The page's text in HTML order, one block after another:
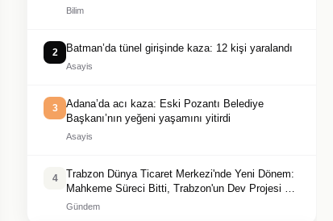
geliştiriliyor
Bilim
2 Batman’da tünel girişinde kaza: 12 kişi yaralandı
Asayis
3
Adana’da acı kaza: Eski Pozantı Belediye
Başkanı’nın yeğeni yaşamını yitirdi
Asayis
4
Trabzon Dünya Ticaret Merkezi'nde Yeni Dönem:
Mahkeme Süreci Bitti, Trabzon'un Dev Projesi Ne
Zaman Tamamlanacak?
Gündem